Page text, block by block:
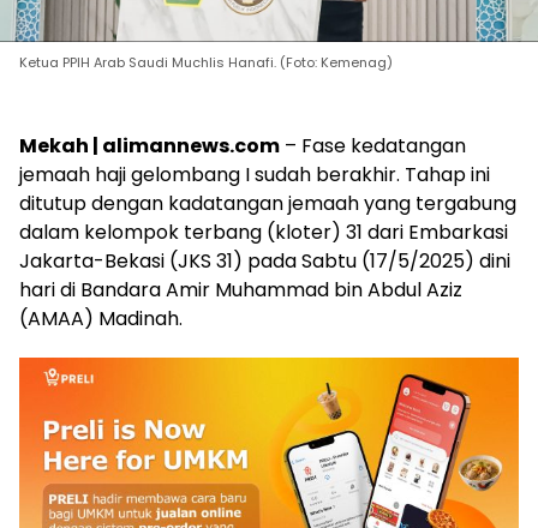
Ketua PPIH Arab Saudi Muchlis Hanafi. (Foto: Kemenag)
Mekah | alimannews.com – Fase kedatangan
jemaah haji gelombang I sudah berakhir. Tahap ini
ditutup dengan kadatangan jemaah yang tergabung
dalam kelompok terbang (kloter) 31 dari Embarkasi
Jakarta-Bekasi (JKS 31) pada Sabtu (17/5/2025) dini
hari di Bandara Amir Muhammad bin Abdul Aziz
(AMAA) Madinah.